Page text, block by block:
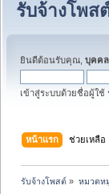
รับจ้างโพส
ยินดีต้อนรับคุณ, บุคคล
เข้าสู่ระบบด้วยชื่อผู้ใช้
หน้าแรก ช่วยเหลือ
รับจ้างโพสต์ » หมวดห